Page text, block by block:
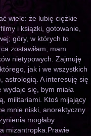
wiele: że lubię ciężkie
i książki, gotowanie,
góry, w których to
zostawiłam; mam
nietypowych. Zajmuję
jak i we wszystkich
astrologią. A interesuję się
się, bym miała
militariami. Ktoś mijający
mnie niski, anorektyczny
mogłaby
mizantropka.Prawie